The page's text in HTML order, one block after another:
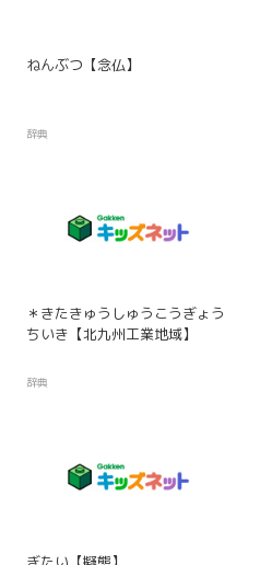
ねんぶつ【念仏】
辞典
＊きたきゅうしゅうこうぎょう
ちいき【北九州工業地域】
辞典